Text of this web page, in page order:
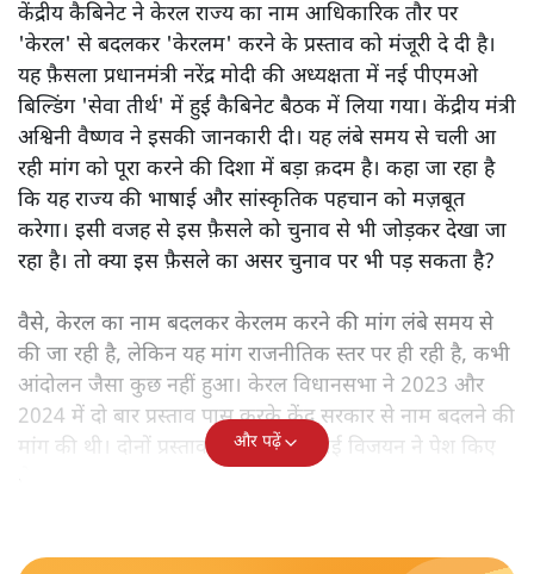
केंद्रीय कैबिनेट ने केरल राज्य का नाम आधिकारिक तौर पर
'केरल' से बदलकर 'केरलम' करने के प्रस्ताव को मंजूरी दे दी है।
यह फ़ैसला प्रधानमंत्री नरेंद्र मोदी की अध्यक्षता में नई पीएमओ
बिल्डिंग 'सेवा तीर्थ' में हुई कैबिनेट बैठक में लिया गया। केंद्रीय मंत्री
अश्विनी वैष्णव ने इसकी जानकारी दी। यह लंबे समय से चली आ
रही मांग को पूरा करने की दिशा में बड़ा क़दम है। कहा जा रहा है
कि यह राज्य की भाषाई और सांस्कृतिक पहचान को मज़बूत
करेगा। इसी वजह से इस फ़ैसले को चुनाव से भी जोड़कर देखा जा
रहा है। तो क्या इस फ़ैसले का असर चुनाव पर भी पड़ सकता है?
वैसे, केरल का नाम बदलकर केरलम करने की मांग लंबे समय से
की जा रही है, लेकिन यह मांग राजनीतिक स्तर पर ही रही है, कभी
आंदोलन जैसा कुछ नहीं हुआ। केरल विधानसभा ने 2023 और
2024 में दो बार प्रस्ताव पास करके केंद्र सरकार से नाम बदलने की
मांग की थी। दोनों प्रस्ताव मुख्यमंत्री पिनराई विजयन ने पेश किए
और पढ़ें